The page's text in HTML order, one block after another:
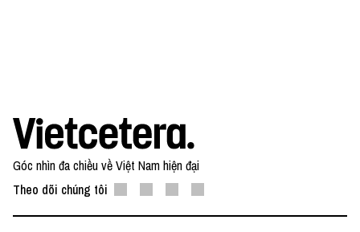
Góc nhìn đa chiều về Việt Nam hiện đại
Theo dõi chúng tôi